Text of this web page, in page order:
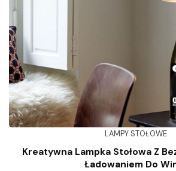
LAMPY STOŁOWE
Kreatywna Lampka Stołowa Z
Ładowaniem Do